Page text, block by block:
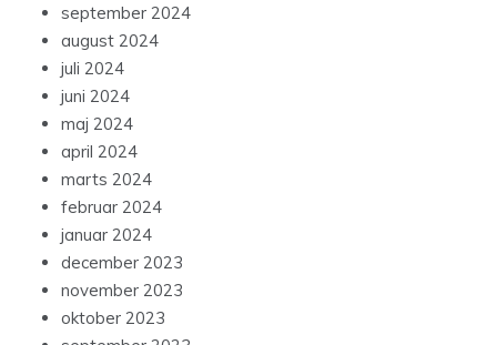
september 2024
august 2024
juli 2024
juni 2024
maj 2024
april 2024
marts 2024
februar 2024
januar 2024
december 2023
november 2023
oktober 2023